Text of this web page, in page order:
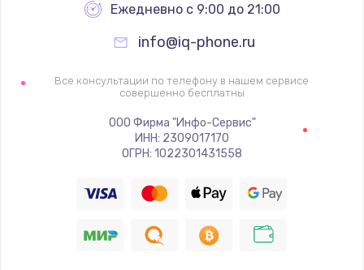
Ремонт цепей питания
2500 руб.
750 руб.
Заказать
Установка драйверов
725 руб.
Ежедневно с 9:00 до 21:00
info@iq-phone.ru
Все консультации по телефону в нашем сервисе
совершенно бесплатны
ООО Фирма "Инфо-Сервис"
ИНН: 2309017170
ОГРН: 1022301431558